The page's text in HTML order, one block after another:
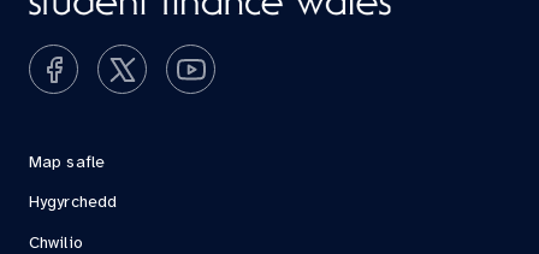
Map safle
Hygyrchedd
Chwilio